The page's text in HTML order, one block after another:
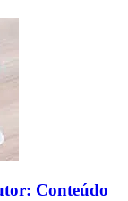
Conteúdo